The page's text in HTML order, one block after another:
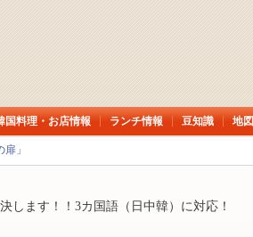
国料理・お店情報 ランチ情報 豆知識 地図
」
します！！3カ国語（日中韓）に対応！